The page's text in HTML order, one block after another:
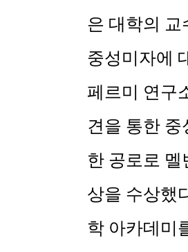
은 대학의 교
중성미자에
페르미 연구
견을 통한
한 공로로 멜
상을 수상했
학 아카데미